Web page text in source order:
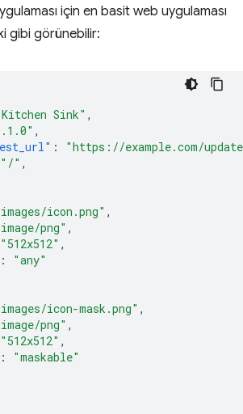
için en basit web uygulaması
gibi görünebilir:
Kitchen Sink" ,
,
:
"https://example.com/
"/" ,
icon.png" ,
png" ,
"512x512" ,
:
"any"
icon-mask.png" ,
png" ,
"512x512" ,
:
"maskable"